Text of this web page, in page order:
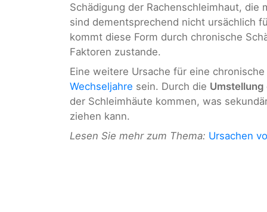
Schädigung der Rachenschleimhaut,
sind dementsprechend nicht ursächlich
kommt diese Form durch chronische
Faktoren zustande.
Eine weitere Ursache für eine
Wechseljahre sein. Durch die
der Schleimhäute kommen, was
ziehen kann.
Lesen Sie mehr zum Thema: Ursachen